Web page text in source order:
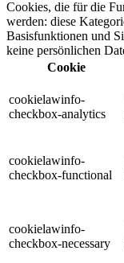
Cookies, die für die
werden: diese
Basisfunktionen und
keine persönlichen
Cookie
cookielawinfo-
checkbox-analytics
cookielawinfo-
checkbox-functional
cookielawinfo-
checkbox-necessary